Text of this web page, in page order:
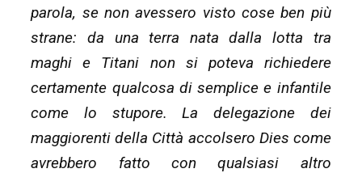
parola, se non avessero visto cose ben più
strane: da una terra nata dalla lotta tra
maghi e Titani non si poteva richiedere
certamente qualcosa di semplice e infantile
come lo stupore. La delegazione dei
maggiorenti della Città accolsero Dies come
avrebbero fatto con qualsiasi altro